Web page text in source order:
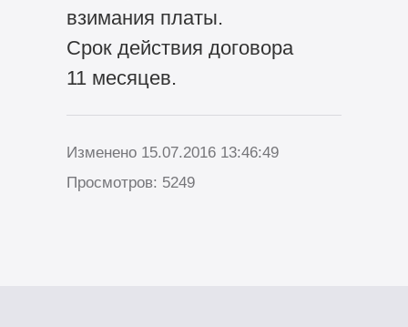
взимания платы.
Срок действия договора
11 месяцев.
Изменено 15.07.2016 13:46:49
Просмотров: 5249